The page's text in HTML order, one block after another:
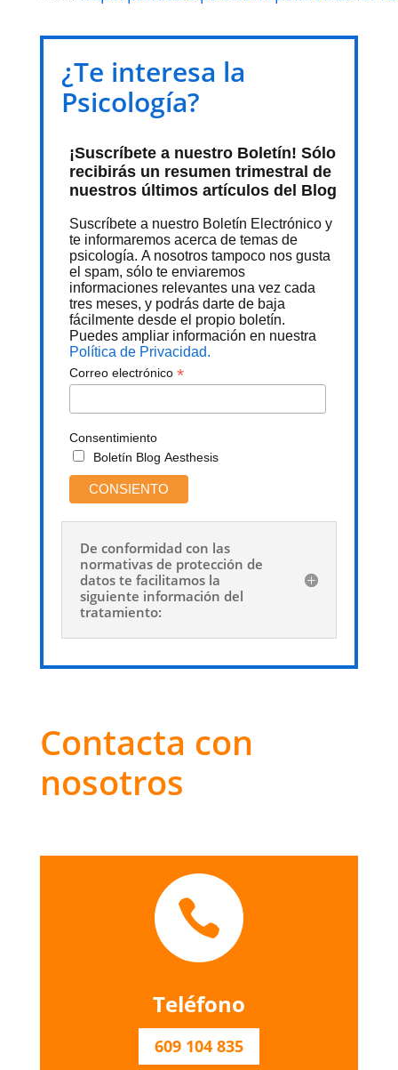
¿Te interesa la
Psicología?
¡Suscríbete a nuestro Boletín! Sólo
recibirás un resumen trimestral de
nuestros últimos artículos del Blog
Suscríbete a nuestro Boletín Electrónico y
te informaremos acerca de temas de
psicología. A nosotros tampoco nos gusta
el spam, sólo te enviaremos
informaciones relevantes una vez cada
tres meses, y podrás darte de baja
fácilmente desde el propio boletín.
Puedes ampliar información en nuestra
Política de Privacidad.
Correo electrónico*
Consentimiento
Boletín Blog Aesthesis
De conformidad con las
normativas de protección de
datos te facilitamos la
siguiente información del
tratamiento:
Contacta con
nosotros

Teléfono
609 104 835